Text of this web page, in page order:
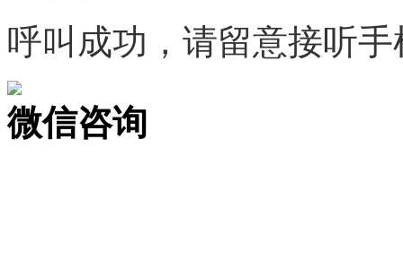
呼叫成功，请留意接听手
微信咨询